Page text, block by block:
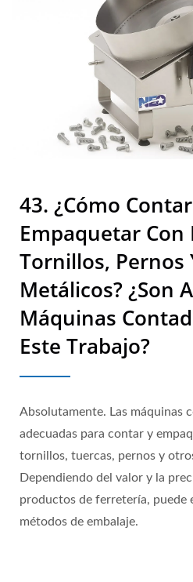
Embalaje
Calidad |
43. ¿Cómo
Empaquetar Con
Tornillos, Pernos
Metálicos? ¿Son
Máquinas
Este Trabajo?
Absolutamente. Las máquinas
adecuadas para contar y
tornillos, tuercas, pernos y
Dependiendo del valor y la
productos de ferretería, puede
métodos de embalaje.